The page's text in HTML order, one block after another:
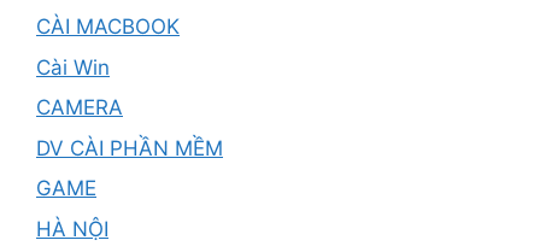
CÀI MACBOOK
Cài Win
CAMERA
DV CÀI PHẦN MỀM
GAME
HÀ NỘI